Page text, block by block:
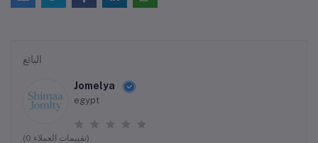
البائع
Jomelya
egypt
(0 تقييمات العملاء)